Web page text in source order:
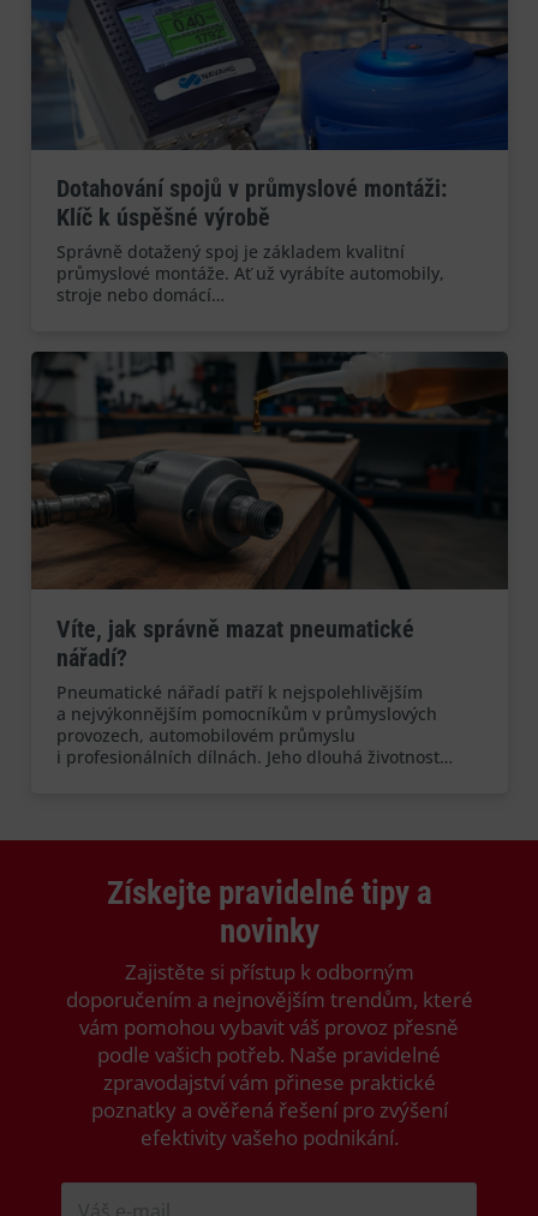
Dotahování spojů v průmyslové montáži:
Klíč k úspěšné výrobě
Správně dotažený spoj je základem kvalitní
průmyslové montáže. Ať už vyrábíte automobily,
stroje nebo domácí…
Víte, jak správně mazat pneumatické
nářadí?
Pneumatické nářadí patří k nejspolehlivějším
a nejvýkonnějším pomocníkům v průmyslových
provozech, automobilovém průmyslu
i profesionálních dílnách. Jeho dlouhá životnost…
Získejte pravidelné tipy a
novinky
Zajistěte si přístup k odborným
doporučením a nejnovějším trendům, které
vám pomohou vybavit váš provoz přesně
podle vašich potřeb. Naše pravidelné
zpravodajství vám přinese praktické
poznatky a ověřená řešení pro zvýšení
efektivity vašeho podnikání.